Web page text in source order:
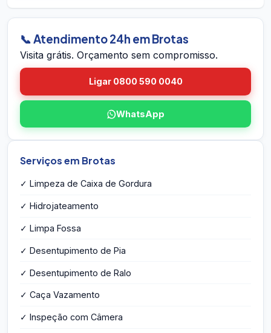
em Brotas pelo site. A equipe vai até você em
Brotas, avalia a caixa, mede o volume, identifica
eventuais problemas estruturais e entrega o
compromisso e sem taxa de visita.
📞 Atendimento 24h em Brotas
Visita grátis. Orçamento sem compromisso.
Ligar 0800 590 0040
WhatsApp
Serviços em Brotas
✓ Limpeza de Caixa de Gordura
✓ Hidrojateamento
✓ Limpa Fossa
✓ Desentupimento de Pia
✓ Desentupimento de Ralo
✓ Caça Vazamento
✓ Inspeção com Câmera